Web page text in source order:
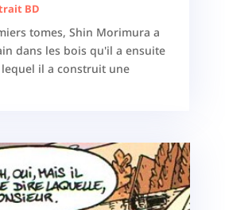
BD
tomes, Shin Morimura a
dans les bois qu'il a ensuite
il a construit une